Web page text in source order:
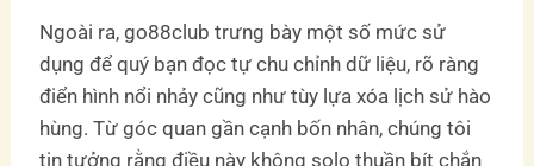
Ngoài ra, go88club trưng bày một số mức sử
dụng để quý bạn đọc tự chu chỉnh dữ liệu, rõ ràng
điển hình nổi nhảy cũng như tùy lựa xóa lịch sử hào
hùng. Từ góc quan gần cạnh bốn nhân, chúng tôi
tin tưởng rằng điều này không solo thuần bít chắn